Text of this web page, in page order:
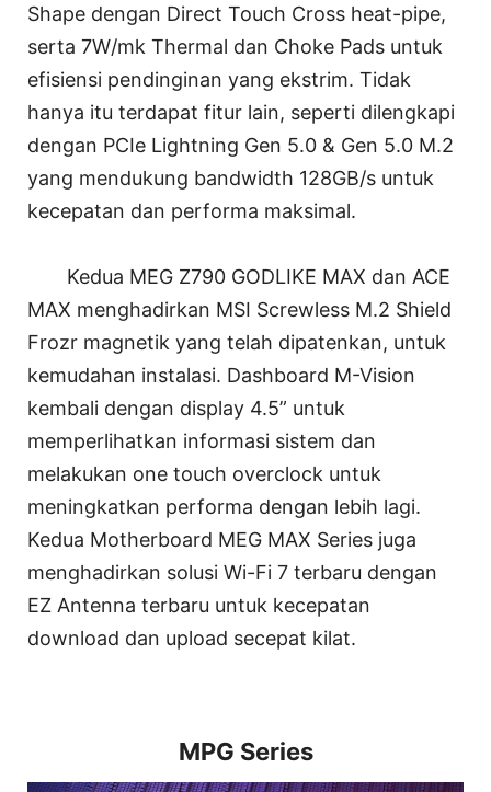
Shape dengan Direct Touch Cross heat-pipe,
serta 7W/mk Thermal dan Choke Pads untuk
efisiensi pendinginan yang ekstrim. Tidak
hanya itu terdapat fitur lain, seperti dilengkapi
dengan PCIe Lightning Gen 5.0 & Gen 5.0 M.2
yang mendukung bandwidth 128GB/s untuk
kecepatan dan performa maksimal.
Kedua MEG Z790 GODLIKE MAX dan ACE
MAX menghadirkan MSI Screwless M.2 Shield
Frozr magnetik yang telah dipatenkan, untuk
kemudahan instalasi. Dashboard M-Vision
kembali dengan display 4.5” untuk
memperlihatkan informasi sistem dan
melakukan one touch overclock untuk
meningkatkan performa dengan lebih lagi.
Kedua Motherboard MEG MAX Series juga
menghadirkan solusi Wi-Fi 7 terbaru dengan
EZ Antenna terbaru untuk kecepatan
download dan upload secepat kilat.
MPG Series